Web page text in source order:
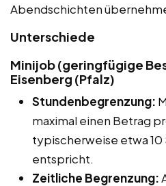
Abendschichten
Unterschiede
Minijob (geringfügige
Eisenberg (Pfalz)
Stundenbegrenzung:
maximal einen Betrag
typischerweise etwa
entspricht.
Zeitliche Begrenzung: